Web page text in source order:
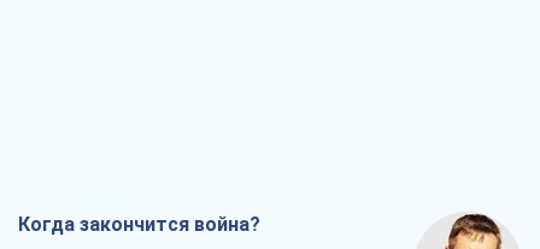
Когда закончится война?